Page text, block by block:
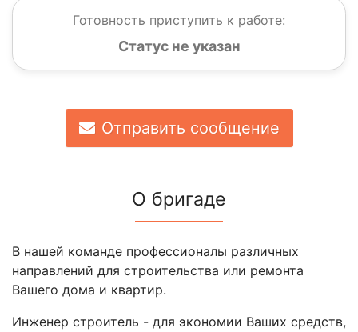
Готовность приступить к работе:
Статус не указан
Отправить сообщение
О бригаде
В нашей команде профессионалы различных
направлений для строительства или ремонта
Вашего дома и квартир.
Инженер строитель - для экономии Ваших средств,